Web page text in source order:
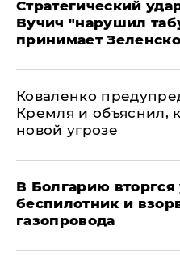
Стратегический
Вучич "нарушил
принимает
Коваленко
Кремля и объяснил,
новой угрозе
В Болгарию
беспилотник и
газопровода